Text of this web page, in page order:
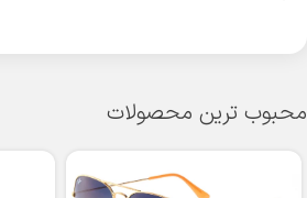
محبوب ترین محصولات